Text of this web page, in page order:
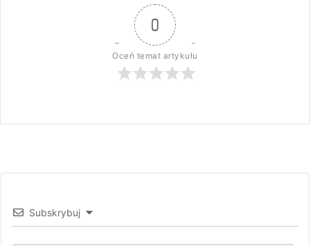
0
Oceń temat artykułu
Subskrybuj